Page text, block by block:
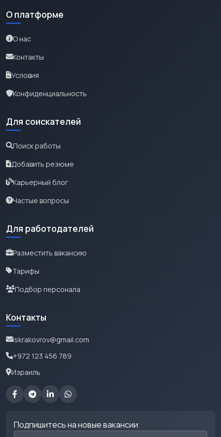
О платформе
О нас
Контакты
Условия
Конфиденциальность
Для соискателей
Поиск работы
Добавить резюме
Карьерный блог
Частые вопросы
Для работодателей
Разместить вакансию
Тарифы
Подбор персонала
Контакты
iskrakovrov@gmail.com
+972 123 456 789
Израиль
Подпишитесь на новые вакансии